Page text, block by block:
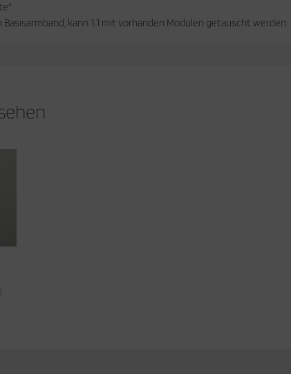
Basisarmband, kann 1:1 mit vorhanden Modulen getauscht werden.